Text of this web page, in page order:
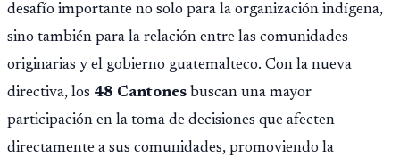
desafío importante no solo para la organización indígena,
sino también para la relación entre las comunidades
originarias y el gobierno guatemalteco. Con la nueva
directiva, los 48 Cantones buscan una mayor
participación en la toma de decisiones que afecten
directamente a sus comunidades, promoviendo la